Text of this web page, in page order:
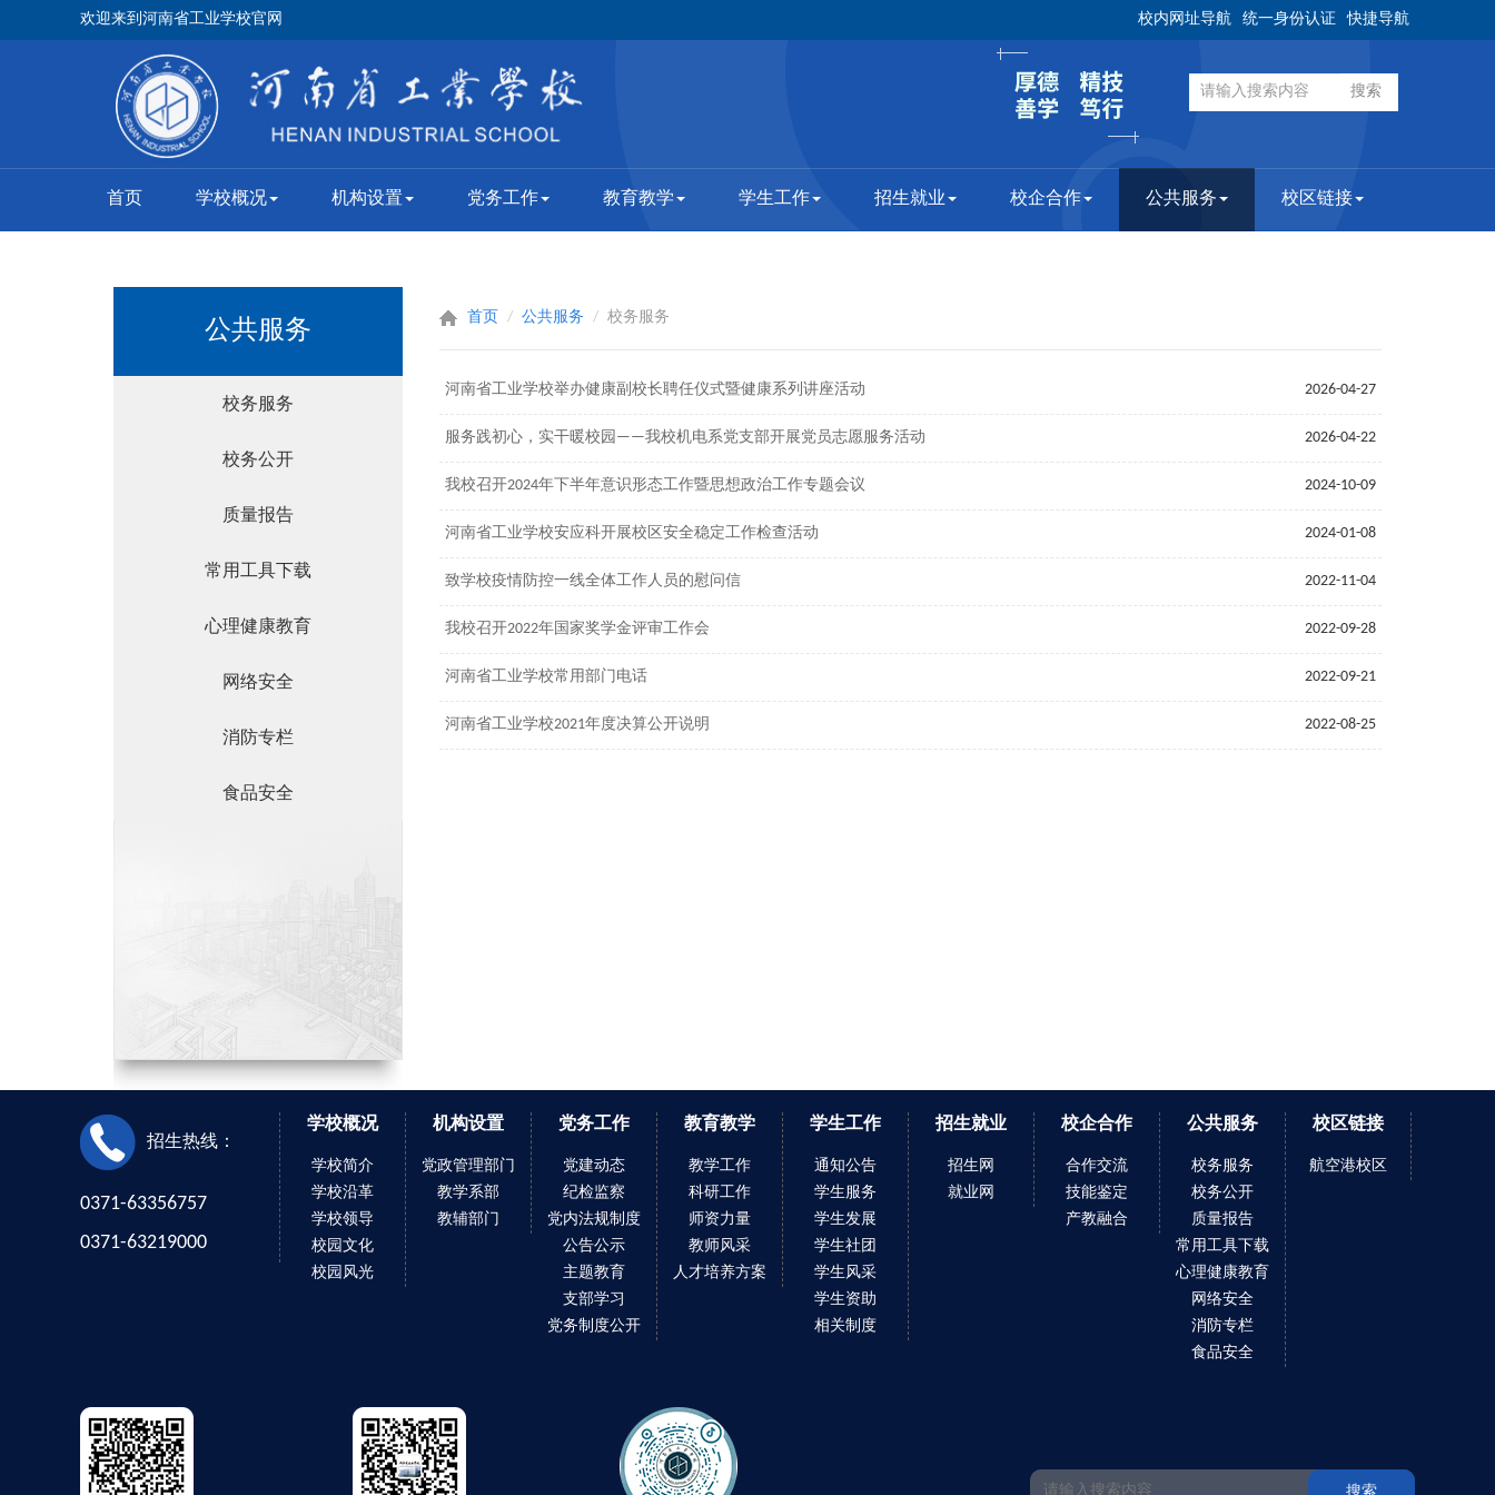
欢迎来到河南省工业学校官网 校内网址导航 统一身份认证 快捷导航
首页 学校概况 机构设置 党务工作 教育教学 学生工作 招生就业 校企合作 公共服务 校区链接
公共服务
校务服务
校务公开
质量报告
常用工具下载
心理健康教育
网络安全
消防专栏
食品安全
首页 公共服务 校务服务
河南省工业学校举办健康副校长聘任仪式暨健康系列讲座活动 2026-04-27
服务践初心，实干暖校园——我校机电系党支部开展党员志愿服务活动 2026-04-22
我校召开2024年下半年意识形态工作暨思想政治工作专题会议 2024-10-09
河南省工业学校安应科开展校区安全稳定工作检查活动 2024-01-08
致学校疫情防控一线全体工作人员的慰问信 2022-11-04
我校召开2022年国家奖学金评审工作会 2022-09-28
河南省工业学校常用部门电话 2022-09-21
河南省工业学校2021年度决算公开说明 2022-08-25
招生热线：
0371-63356757
0371-63219000
学校概况
学校简介
学校沿革
学校领导
校园文化
校园风光
机构设置
党政管理部门
教学系部
教辅部门
党务工作
党建动态
纪检监察
党内法规制度
公告公示
主题教育
支部学习
党务制度公开
教育教学
教学工作
科研工作
师资力量
教师风采
人才培养方案
学生工作
通知公告
学生服务
学生发展
学生社团
学生风采
学生资助
相关制度
招生就业
招生网
就业网
校企合作
合作交流
技能鉴定
产教融合
公共服务
校务服务
校务公开
质量报告
常用工具下载
心理健康教育
网络安全
消防专栏
食品安全
校区链接
航空港校区